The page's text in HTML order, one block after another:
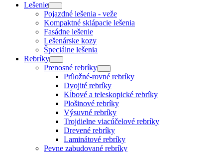
Lešenie
Pojazdné lešenia - veže
Kompaktné sklápacie lešenia
Fasádne lešenie
Lešenárske kozy
Špeciálne lešenia
Rebríky
Prenosné rebríky
Príložné-rovné rebríky
Dvojité rebríky
Kĺbové a teleskopické rebríky
Plošinové rebríky
Výsuvné rebríky
Trojdielne viacúčelové rebríky
Drevené rebríky
Laminátové rebríky
Pevne zabudované rebríky